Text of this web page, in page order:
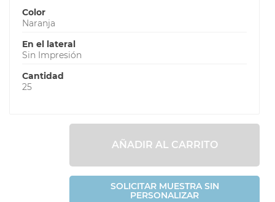
Color
Naranja
En el lateral
Sin Impresión
Cantidad
25
AÑADIR AL CARRITO
SOLICITAR MUESTRA SIN
PERSONALIZAR